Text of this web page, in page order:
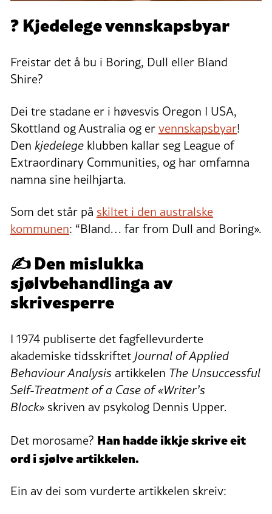
? Kjedelege vennskapsbyar
Freistar det å bu i Boring, Dull eller Bland
Shire?
Dei tre stadane er i høvesvis Oregon I USA,
Skottland og Australia og ervennskapsbyar!
Den kjedelege klubben kallar seg League of
Extraordinary Communities, og har omfamna
namna sine heilhjarta.
Som det står på skiltet i den australske
kommunen: “Bland… far from Dull and Boring».
✍️ Den mislukka
sjølvbehandlinga av
skrivesperre
I 1974 publiserte det fagfellevurderte
akademiske tidsskriftetJournal of Applied
Behaviour Analysisartikkelen The Unsuccessful
Self-Treatment of a Case of «Writer’s
Block» skriven av psykolog Dennis Upper.
Det morosame? Han hadde ikkje skrive eit
ord i sjølve artikkelen.
Ein av dei som vurderte artikkelen skreiv: